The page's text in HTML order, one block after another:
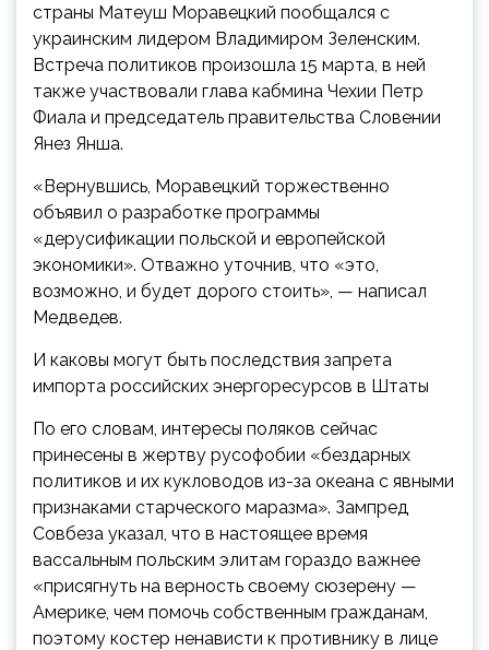
страны Матеуш Моравецкий пообщался с
украинским лидером Владимиром Зеленским.
Встреча политиков произошла 15 марта, в ней
также участвовали глава кабмина Чехии Петр
Фиала и председатель правительства Словении
Янез Янша.
«Вернувшись, Моравецкий торжественно
объявил о разработке программы
«дерусификации польской и европейской
экономики». Отважно уточнив, что «это,
возможно, и будет дорого стоить», — написал
Медведев.
И каковы могут быть последствия запрета
импорта российских энергоресурсов в Штаты
По его словам, интересы поляков сейчас
принесены в жертву русофобии «бездарных
политиков и их кукловодов из-за океана с явными
признаками старческого маразма». Зампред
Совбеза указал, что в настоящее время
вассальным польским элитам гораздо важнее
«присягнуть на верность своему сюзерену —
Америке, чем помочь собственным гражданам,
поэтому костер ненависти к противнику в лице